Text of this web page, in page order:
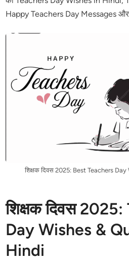
Happy Teachers Day Messages और
शिक्षक दिवस 2025: Best Teachers
शिक्षक दिवस
Day Wishes &
Hindi